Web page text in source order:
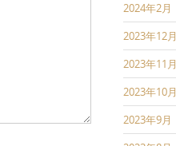
2024年2月
2023年12月
2023年11月
2023年10月
2023年9月